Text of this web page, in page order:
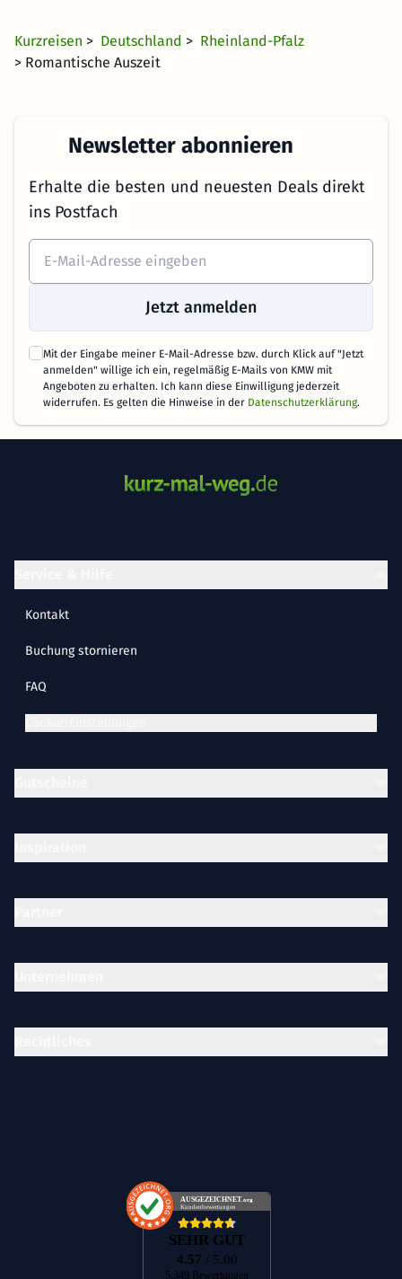
Kurzreisen > Deutschland > Rheinland-Pfalz
> Romantische Auszeit
Newsletter abonnieren
Erhalte die besten und neuesten Deals direkt
ins Postfach
Jetzt anmelden
Mit der Eingabe meiner E-Mail-Adresse bzw. durch Klick auf "Jetzt
anmelden" willige ich ein, regelmäßig E-Mails von KMW mit
Angeboten zu erhalten. Ich kann diese Einwilligung jederzeit
widerrufen. Es gelten die Hinweise in der Datenschutzerklärung.
AUSGEZEICHNET.org
Kundenbewertungen
SEHR GUT
4.57 / 5.00
5.349 Bewertungen
Kontakt
Buchung stornieren
FAQ